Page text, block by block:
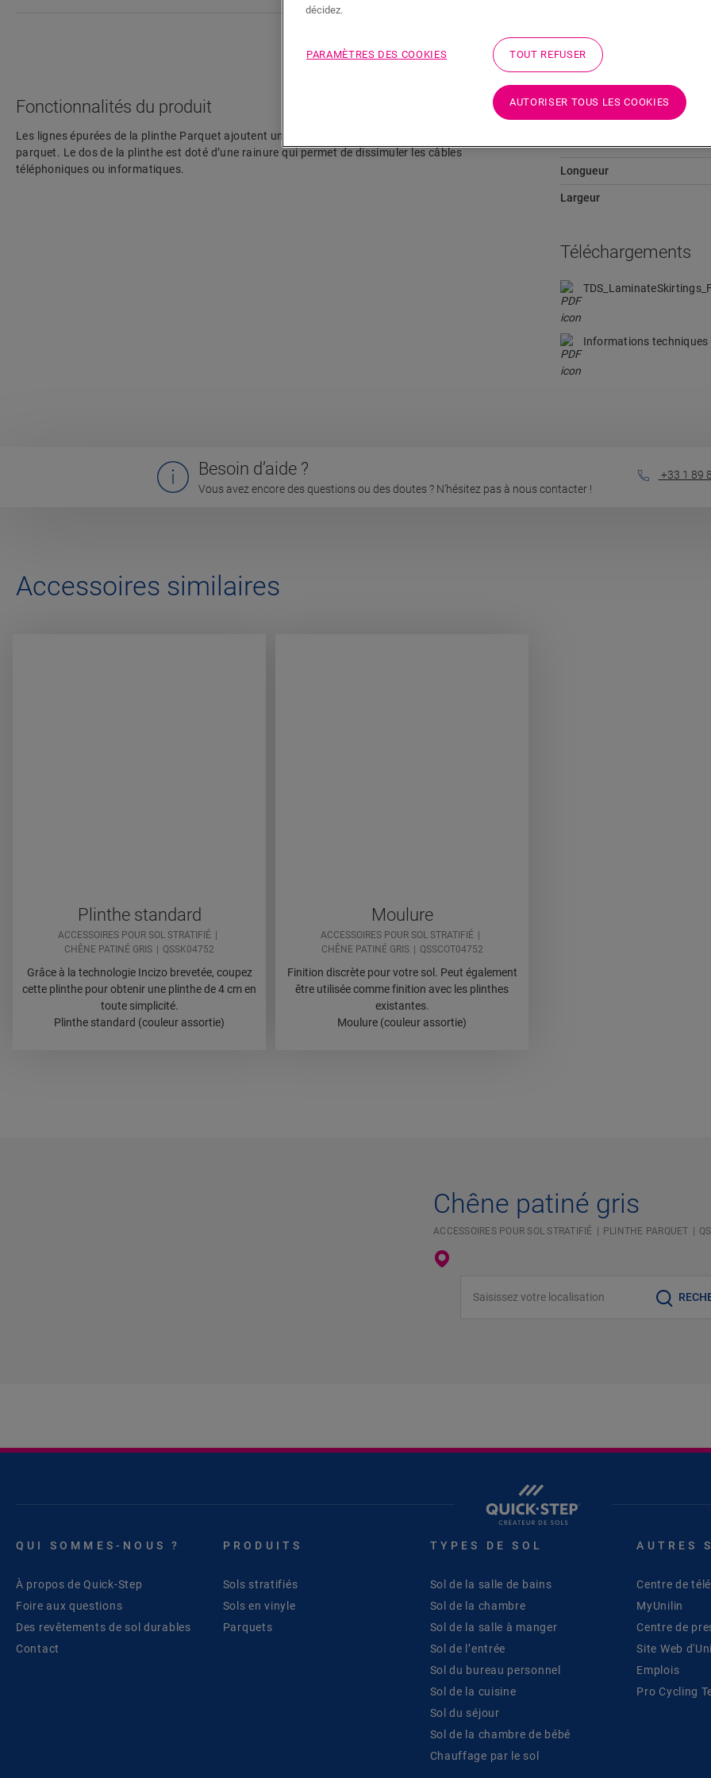
Fonctionnalités du produit
Les lignes épurées de la plinthe Parquet ajoutent une touche élégante à n’importe quel sol en
parquet. Le dos de la plinthe est doté d’une rainure qui permet de dissimuler les câbles
téléphoniques ou informatiques.
Dimensions
Hauteur
Longueur
Largeur
Téléchargements
Informations techniques
Besoin d’aide ?
Vous avez encore des questions ou des doutes ? N’hésitez pas à nous contacter !
+33 1 89
Accessoires similaires
Plinthe standard
ACCESSOIRES POUR SOL STRATIFIÉ
CHÊNE PATINÉ GRIS
QSSK04752
Grâce à la technologie Incizo brevetée, coupez
cette plinthe pour obtenir une plinthe de 4 cm en
toute simplicité.
Plinthe standard (couleur assortie)
Moulure
ACCESSOIRES POUR SOL STRATIFIÉ
CHÊNE PATINÉ GRIS
QSSCOT04752
Finition discrète pour votre sol. Peut également
être utilisée comme finition avec les plinthes
existantes.
Moulure (couleur assortie)
Chêne patiné gris
ACCESSOIRES POUR SOL STRATIFIÉ PLINTHE PARQUET
QUI SOMMES-NOUS ?
À propos de Quick-Step
Foire aux questions
Des revêtements de sol durables
Contact
PRODUITS
Sols stratifiés
Sols en vinyle
Parquets
TYPES DE SOL
Sol de la salle de bains
Sol de la chambre
Sol de la salle à manger
Sol de l’entrée
Sol du bureau personnel
Sol de la cuisine
Sol du séjour
Sol de la chambre de bébé
Chauffage par le sol
AUTRES
Centre de
MyUnilin
Centre de
Site Web
Emplois
Pro Cycling
décidez.
PARAMÈTRES DES COOKIES TOUT REFUSER
AUTORISER TOUS LES COOKIES